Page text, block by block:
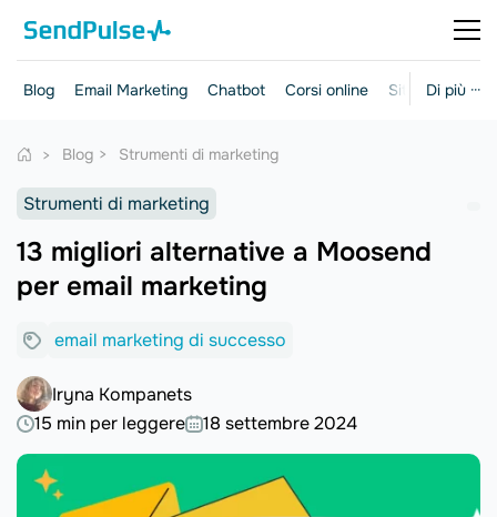
Di più ···
Blog Email Marketing Chatbot Corsi online Siti web
Blog Strumenti di marketing
Strumenti di marketing
13 migliori alternative a Moosend
per email marketing
email marketing di successo
Iryna Kompanets
15 min per leggere
18 settembre 2024